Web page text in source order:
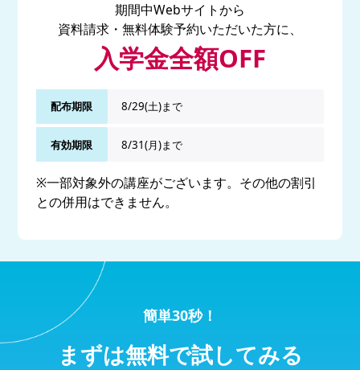
期間中Webサイトから
資料請求・無料体験予約いただいた方に、
入学金全額OFF
配布期限 8/29(土)まで
有効期限 8/31(月)まで
※一部対象外の講座がございます。その他の割引
との併用はできません。
簡単30秒！
まずは無料で試してみる